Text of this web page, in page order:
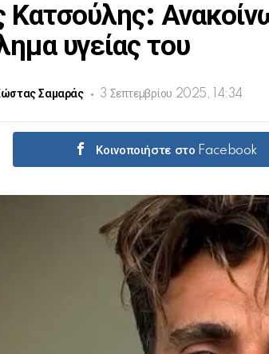
Κατσούλης:
υγείας του
Σαμαράς 3 Σεπτεμβρίου 2025, 14:34
Κοινοποιήστε στο Facebook